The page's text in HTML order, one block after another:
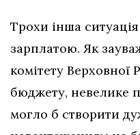
Трохи інша
зарплатою. Як
комітету Верховної
бюджету, невелике
могло б створити